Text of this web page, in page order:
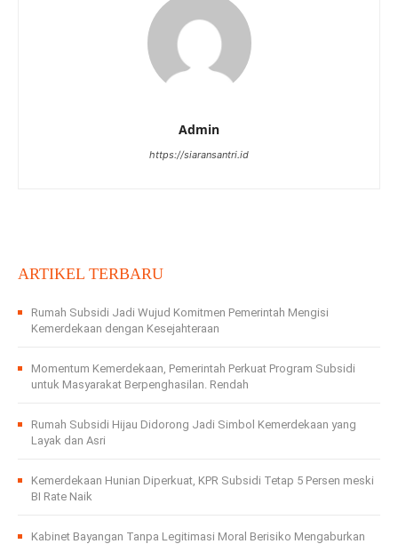
Admin
https://siaransantri.id
ARTIKEL TERBARU
Rumah Subsidi Jadi Wujud Komitmen Pemerintah Mengisi
Kemerdekaan dengan Kesejahteraan
Momentum Kemerdekaan, Pemerintah Perkuat Program Subsidi
untuk Masyarakat Berpenghasilan. Rendah
Rumah Subsidi Hijau Didorong Jadi Simbol Kemerdekaan yang
Layak dan Asri
Kemerdekaan Hunian Diperkuat, KPR Subsidi Tetap 5 Persen meski
BI Rate Naik
Kabinet Bayangan Tanpa Legitimasi Moral Berisiko Mengaburkan